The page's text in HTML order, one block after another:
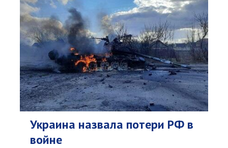
Украина назвала потери РФ в
войне